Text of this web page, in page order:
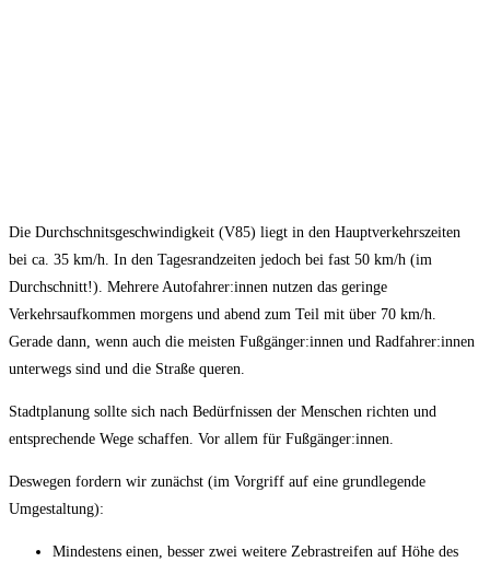
Die Durchschnitsgeschwindigkeit (V85) liegt in den Hauptverkehrszeiten
bei ca. 35 km/h. In den Tagesrandzeiten jedoch bei fast 50 km/h (im
Durchschnitt!). Mehrere Autofahrer:innen nutzen das geringe
Verkehrsaufkommen morgens und abend zum Teil mit über 70 km/h.
Gerade dann, wenn auch die meisten Fußgänger:innen und Radfahrer:innen
unterwegs sind und die Straße queren.
Stadtplanung sollte sich nach Bedürfnissen der Menschen richten und
entsprechende Wege schaffen. Vor allem für Fußgänger:innen.
Deswegen fordern wir zunächst (im Vorgriff auf eine grundlegende
Umgestaltung):
Mindestens einen, besser zwei weitere Zebrastreifen auf Höhe des